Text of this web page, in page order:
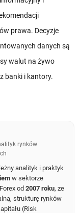
prawa. Decyzje
danych są
walut na żywo
banki i kantory.
rynków
analityk i praktyk
w sektorze
od2007 roku, ze
strukturę rynków
(Risk